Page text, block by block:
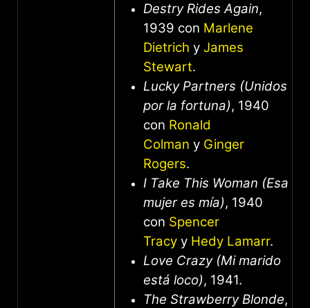
Destry Rides Again,
1939 con Marlene
Dietrich y James
Stewart.
Lucky Partners (Unidos
por la fortuna), 1940
con Ronald
Colman y Ginger
Rogers.
I Take This Woman (Esa
mujer es mía), 1940
con Spencer
Tracy y Hedy Lamarr.
Love Crazy (Mi marido
está loco), 1941.
The Strawberry Blonde,